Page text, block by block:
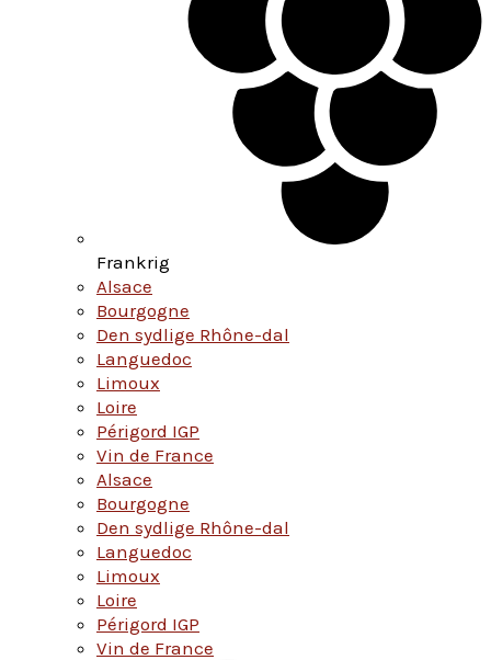
Frankrig
Alsace
Bourgogne
Den sydlige Rhône-dal
Languedoc
Limoux
Loire
Périgord IGP
Vin de France
Alsace
Bourgogne
Den sydlige Rhône-dal
Languedoc
Limoux
Loire
Périgord IGP
Vin de France